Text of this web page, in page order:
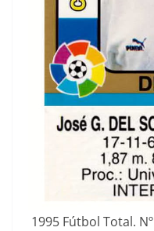
1995 Fútbol Total.